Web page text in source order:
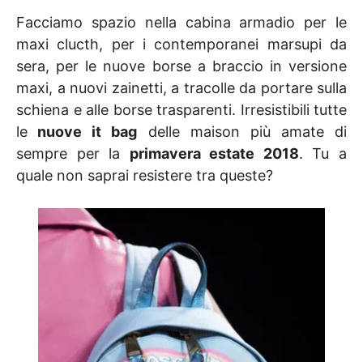
Facciamo spazio nella cabina armadio per le
maxi clucth, per i contemporanei marsupi da
sera, per le nuove borse a braccio in versione
maxi, a nuovi zainetti, a tracolle da portare sulla
schiena e alle borse trasparenti. Irresistibili tutte
le nuove it bag delle maison più amate di
sempre per la primavera estate 2018. Tu a
quale non saprai resistere tra queste?